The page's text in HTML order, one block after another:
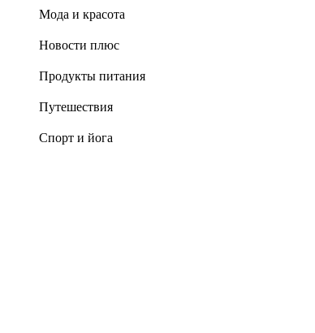
Мода и красота
Новости плюс
Продукты питания
Путешествия
Спорт и йога